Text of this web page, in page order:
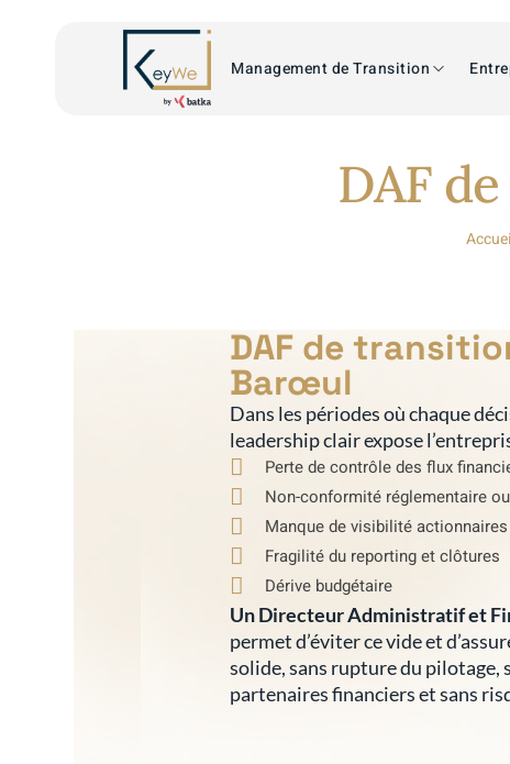
Management de Transition
DAF
DAF de
Barœul
Dans les périodes où chaque
leadership clair expose
Perte de contrôle des flux
Non-conformité réglementaire
Manque de visibilité
Fragilité du reporting et clôtures
Dérive budgétaire
Un Directeur Administratif et
permet d’éviter ce vide et
solide, sans rupture du pilotage,
partenaires financiers et sans